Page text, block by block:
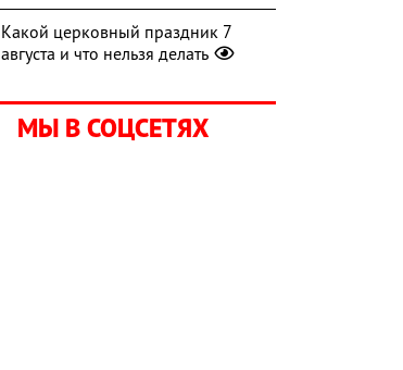
Какой церковный праздник 7
августа и что нельзя делать
МЫ В СОЦСЕТЯХ